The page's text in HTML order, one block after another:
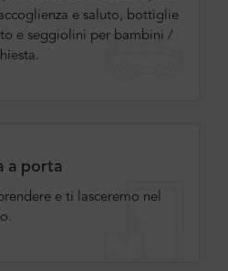
e saluto, bottiglie
e seggiolini per bambini /
a porta
e ti lasceremo nel